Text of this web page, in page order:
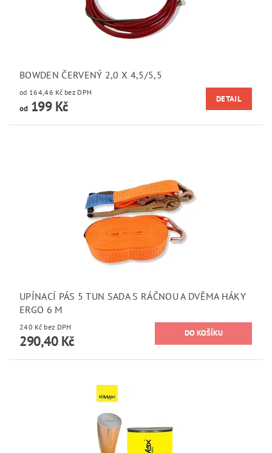
BOWDEN ČERVENÝ 2,0 X 4,5/5,5
od 164,46 Kč bez DPH
od199 Kč DETAIL
UPÍNACÍ PÁS 5 TUN SADA S RÁČNOU A DVĚMA HÁKY
ERGO 6 M
240 Kč bez DPH
290,40 Kč